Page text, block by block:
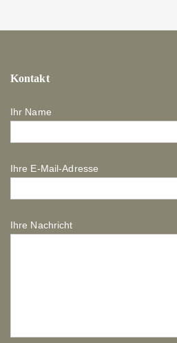
Kontakt
Ihr Name
Ihre E-Mail-Adresse
Ihre Nachricht